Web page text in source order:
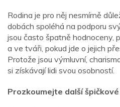
Rodina je pro něj nesmírně
dobách spoléhá na podporu
jsou často špatně hodnoceny,
a ve tváři, pokud jde o jejich
Protože jsou výmluvní,
si získávají lidi svou osobností.
Prozkoumejte další